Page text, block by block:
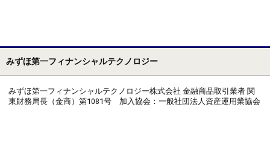
みずほ第一フィナンシャルテクノロジー
みずほ第一フィナンシャルテクノロジー株式会社 金融商品取引業者 関
東財務局長（金商）第1081号 加入協会：一般社団法人資産運用業協会